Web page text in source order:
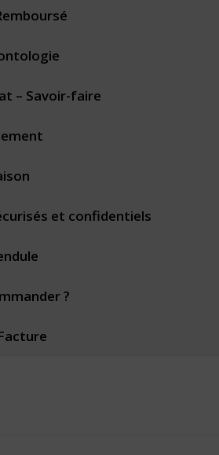
– Savoir-faire
et confidentiels
?